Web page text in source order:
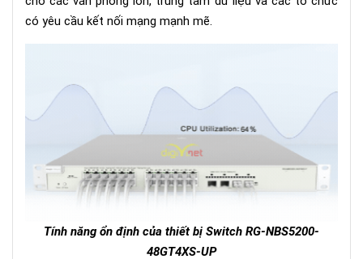
có yêu cầu kết nối mạng mạnh mẽ.
Tính năng ổn định của thiết bị Switch RG-NBS5200-
48GT4XS-UP